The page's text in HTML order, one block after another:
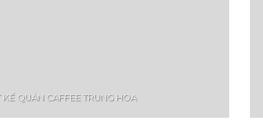
KẾ QUÁN CAFFEE TRUNG HOA